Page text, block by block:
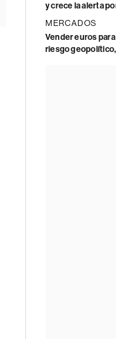
y crece la alerta
MERCADOS
Vender euros
riesgo